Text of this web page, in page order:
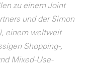
zu einem Joint
und der Simon
einem weltweit
Shopping-,
Mixed-Use-